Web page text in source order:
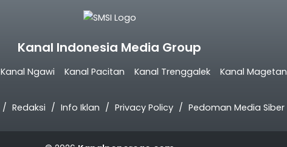
Kanal Indonesia Media Group
Kanal Ngawi Kanal Pacitan Kanal Trenggalek Kanal Magetan
Redaksi Info Iklan Privacy Policy Pedoman Media Siber